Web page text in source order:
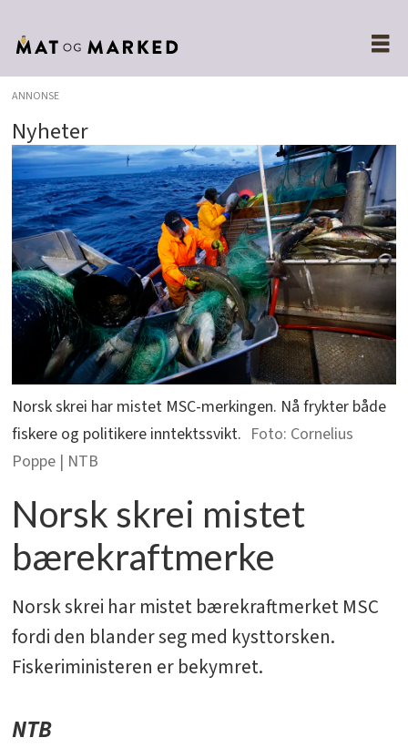
ANNONSE
Nyheter
Norsk skrei har mistet MSC-merkingen. Nå frykter både
fiskere og politikere inntektssvikt.
Cornelius
Poppe | NTB
Norsk skrei mistet
bærekraftmerke
Norsk skrei har mistet bærekraftmerket MSC
fordi den blander seg med kysttorsken.
Fiskeriministeren er bekymret.
NTB